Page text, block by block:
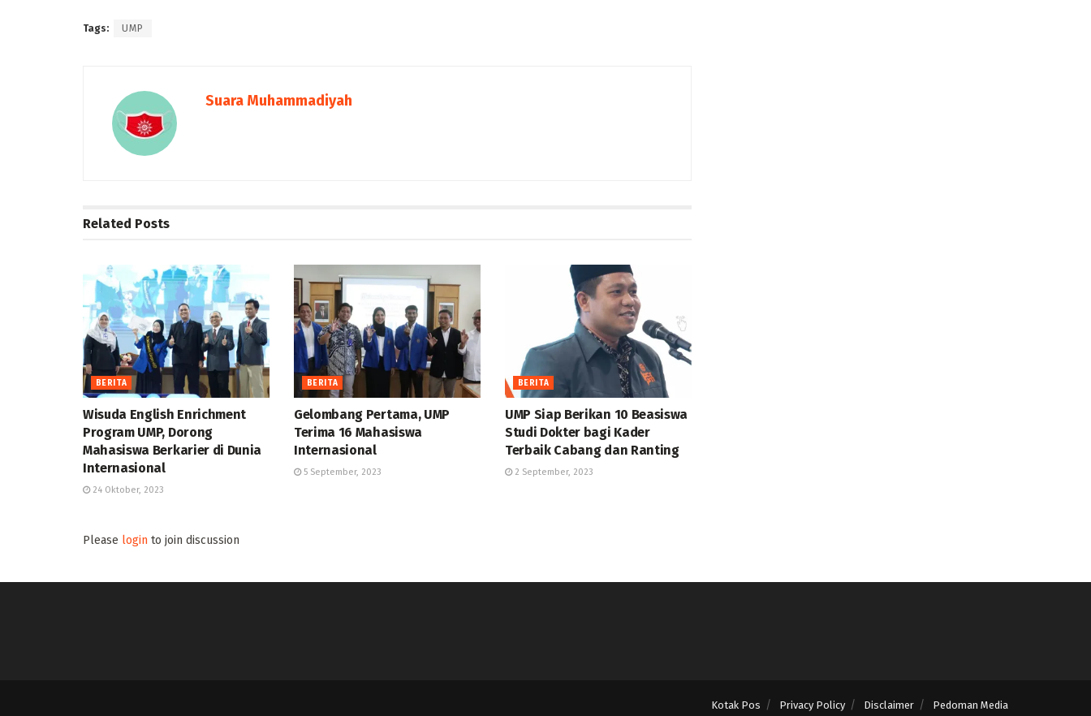
Tags: UMP
Suara Muhammadiyah
Related Posts
BERITA
Wisuda English Enrichment
Program UMP, Dorong
Mahasiswa Berkarier di Dunia
Internasional
24 Oktober, 2023
BERITA
Gelombang Pertama, UMP
Terima 16 Mahasiswa
Internasional
5 September, 2023
BERITA
UMP Siap Berikan 10 Beasiswa
Studi Dokter bagi Kader
Terbaik Cabang dan Ranting
2 September, 2023
Please login to join discussion
Kotak Pos Privacy Policy Disclaimer Pedoman Media